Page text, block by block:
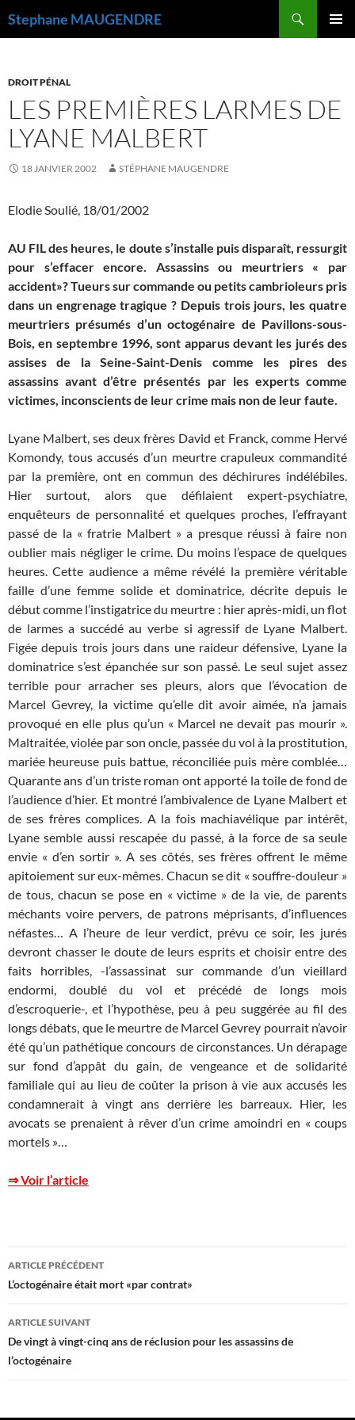
Stephane MAUGENDRE
DROIT PÉNAL
LES PREMIÈRES LARMES DE
LYANE MALBERT
18 JANVIER 2002 STÉPHANE MAUGENDRE
Elodie Soulié, 18/01/2002
AU FIL des heures, le doute s’installe puis disparaît, ressurgit
pour s’effacer encore. Assassins ou meurtriers « par
accident»? Tueurs sur commande ou petits cambrioleurs pris
dans un engrenage tragique ? Depuis trois jours, les quatre
meurtriers présumés d’un octogénaire de Pavillons-sous-
Bois, en septembre 1996, sont apparus devant les jurés des
assises de la Seine-Saint-Denis comme les pires des
assassins avant d’être présentés par les experts comme
victimes, inconscients de leur crime mais non de leur faute.
Lyane Malbert, ses deux frères David et Franck, comme Hervé
Komondy, tous accusés d’un meurtre crapuleux commandité
par la première, ont en commun des déchirures indélébiles.
Hier surtout, alors que défilaient expert-psychiatre,
enquêteurs de personnalité et quelques proches, l’effrayant
passé de la « fratrie Malbert » a presque réussi à faire non
oublier mais négliger le crime. Du moins l’espace de quelques
heures. Cette audience a même révélé la première véritable
faille d’une femme solide et dominatrice, décrite depuis le
début comme l’instigatrice du meurtre : hier après-midi, un flot
de larmes a succédé au verbe si agressif de Lyane Malbert.
Figée depuis trois jours dans une raideur défensive, Lyane la
dominatrice s’est épanchée sur son passé. Le seul sujet assez
terrible pour arracher ses pleurs, alors que l’évocation de
Marcel Gevrey, la victime qu’elle dit avoir aimée, n’a jamais
provoqué en elle plus qu’un « Marcel ne devait pas mourir ».
Maltraitée, violée par son oncle, passée du vol à la prostitution,
mariée heureuse puis battue, réconciliée puis mère comblée…
Quarante ans d’un triste roman ont apporté la toile de fond de
l’audience d’hier. Et montré l’ambivalence de Lyane Malbert et
de ses frères complices. A la fois machiavélique par intérêt,
Lyane semble aussi rescapée du passé, à la force de sa seule
envie « d’en sortir ». A ses côtés, ses frères offrent le même
apitoiement sur eux-mêmes. Chacun se dit « souffre-douleur »
de tous, chacun se pose en « victime » de la vie, de parents
méchants voire pervers, de patrons méprisants, d’influences
néfastes… A l’heure de leur verdict, prévu ce soir, les jurés
devront chasser le doute de leurs esprits et choisir entre des
faits horribles, -l’assassinat sur commande d’un vieillard
endormi, doublé du vol et précédé de longs mois
d’escroquerie-, et l’hypothèse, peu à peu suggérée au fil des
longs débats, que le meurtre de Marcel Gevrey pourrait n’avoir
été qu’un pathétique concours de circonstances. Un dérapage
sur fond d’appât du gain, de vengeance et de solidarité
familiale qui au lieu de coûter la prison à vie aux accusés les
condamnerait à vingt ans derrière les barreaux. Hier, les
avocats se prenaient à rêver d’un crime amoindri en « coups
mortels »…
⇒ Voir l’article
Navigation
des
articles
ARTICLE PRÉCÉDENT
L’octogénaire était mort «par contrat»
ARTICLE SUIVANT
De vingt à vingt-cinq ans de réclusion pour les assassins de
l’octogénaire